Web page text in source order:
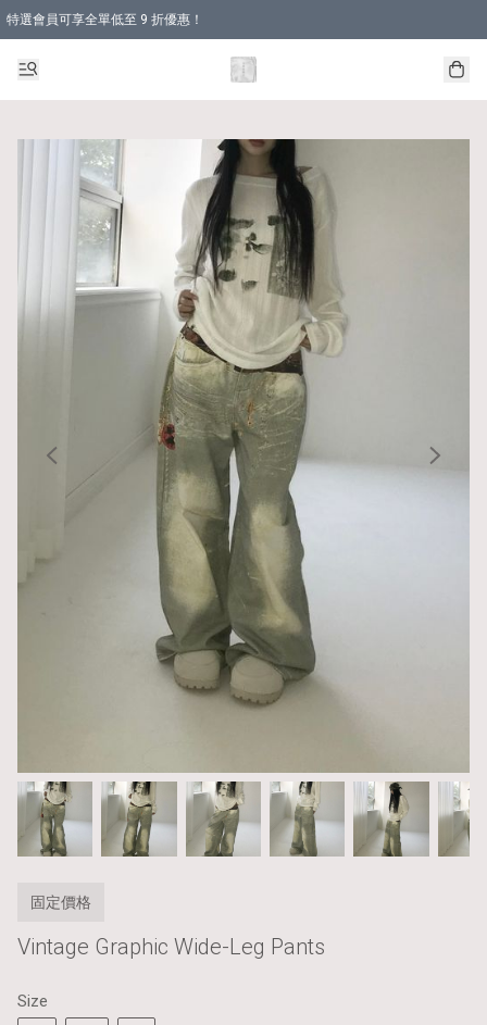
特選會員可享全單低至 9 折優惠！
固定價格
Vintage Graphic Wide-Leg Pants
Size